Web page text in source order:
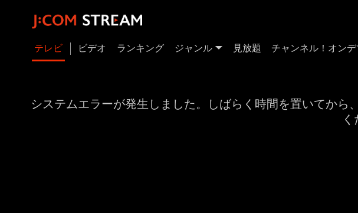
テレビ ビデオ ランキング ジャンル 見放題 チャンネル！オンデ
システムエラーが発生しました。しばらく時間を置いてか